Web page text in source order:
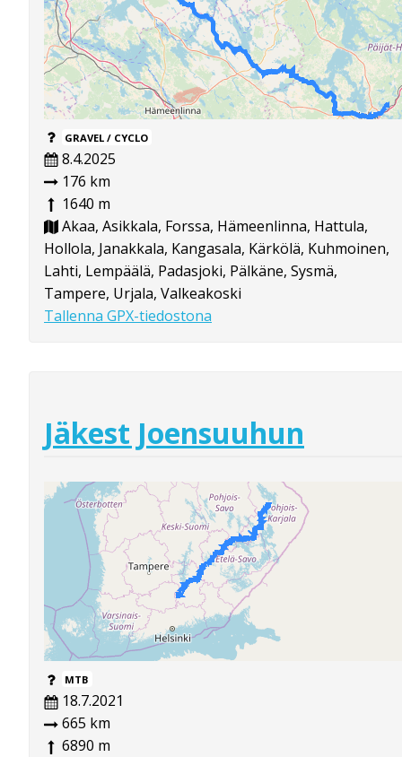
GRAVEL / CYCLO
8.4.2025
176 km
1640 m
Akaa, Asikkala, Forssa, Hämeenlinna, Hattula,
Hollola, Janakkala, Kangasala, Kärkölä, Kuhmoinen,
Lahti, Lempäälä, Padasjoki, Pälkäne, Sysmä,
Tampere, Urjala, Valkeakoski
Tallenna GPX-tiedostona
Jäkest Joensuuhun
MTB
18.7.2021
665 km
6890 m